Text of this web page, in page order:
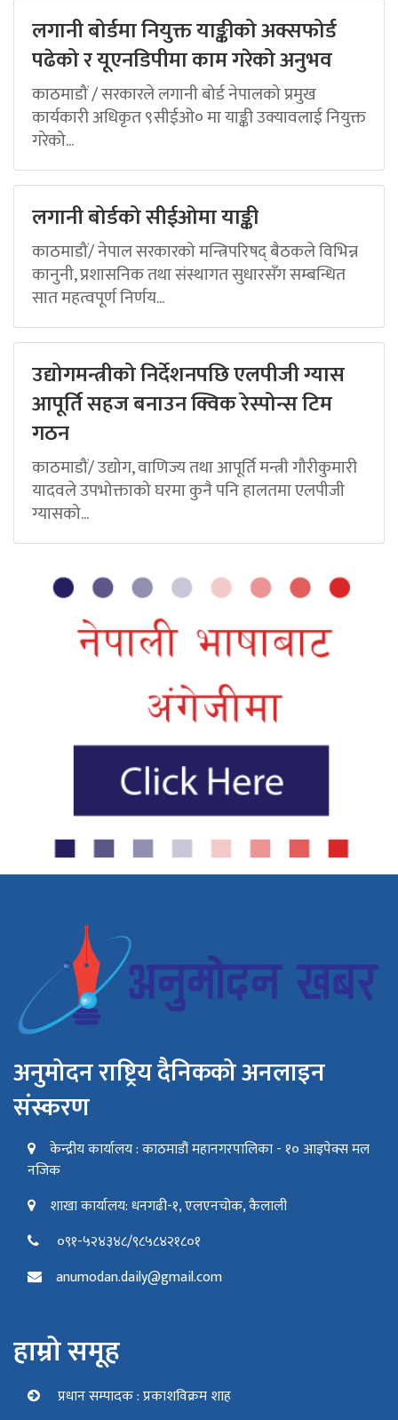
लगानी बोर्डमा नियुक्त याङ्कीको अक्सफोर्ड
पढेको र यूएनडिपीमा काम गरेको अनुभव
काठमाडौं / सरकारले लगानी बोर्ड नेपालको प्रमुख
कार्यकारी अधिकृत ९सीईओ० मा याङ्की उक्यावलाई नियुक्त
गरेको...
लगानी बोर्डको सीईओमा याङ्की
काठमाडौं/ नेपाल सरकारको मन्त्रिपरिषद् बैठकले विभिन्न
कानुनी, प्रशासनिक तथा संस्थागत सुधारसँग सम्बन्धित
सात महत्वपूर्ण निर्णय...
उद्योगमन्त्रीको निर्देशनपछि एलपीजी ग्यास
आपूर्ति सहज बनाउन क्विक रेस्पोन्स टिम
गठन
काठमाडौं/ उद्योग, वाणिज्य तथा आपूर्ति मन्त्री गौरीकुमारी
यादवले उपभोक्ताको घरमा कुनै पनि हालतमा एलपीजी
ग्यासको...
अनुमोदन राष्ट्रिय दैनिकको अनलाइन
संस्करण
केन्द्रीय कार्यालय : काठमाडौं महानगरपालिका - १० आइपेक्स मल
नजिक
शाखा कार्यालय: धनगढी-१, एलएनचोक, कैलाली
०९१-५२४३४८/९८५८४२१८०१
anumodan.daily@gmail.com
हाम्रो समूह
प्रधान सम्पादक : प्रकाशविक्रम शाह